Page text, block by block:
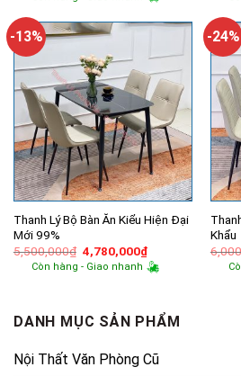
là:
tại
9,100,000₫.
-13%
Thanh Lý Bộ Bàn Ăn Kiểu Hiện Đại
Mới 99%
5,500,000₫ Giá
gốc
là:
4,780,000₫Giá
hiện
tại
Còn hàng - Giao nhanh
-24%
Khẩu
DANH MỤC SẢN PHẨM
Nội Thất Văn Phòng Cũ